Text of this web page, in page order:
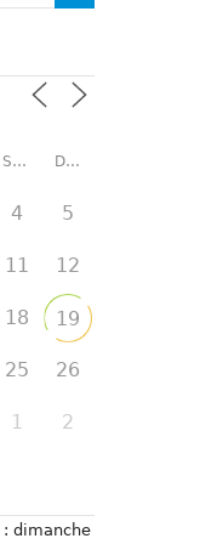
SAMEDI DIMANCHE
4 5
11 12
18 19
25 26
1 2
: dimanche